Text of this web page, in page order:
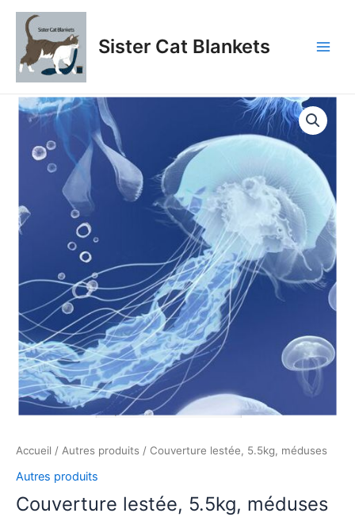
Aller
contenu
Sister Cat Blankets
Accueil / Autres produits / Couverture lestée, 5.5kg, méduses
Autres produits
Couverture lestée, 5.5kg, méduses